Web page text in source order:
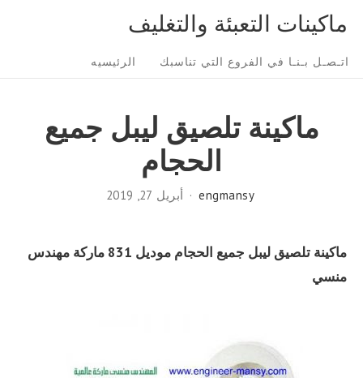
content
ماكينات التعبئة والتغليف
Site
Navigation
اتـصـل بـنـا في الفروع التي تناسبك الرئيسيه
ماكينة تلصيق ليبل جميع
الحجام
engmansy أبريل 27, 2019
ماكينة تلصيق ليبل جميع الحجام موديل 831 ماركة مهندس
منسي